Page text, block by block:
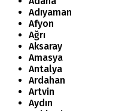
Adıyaman
Afyon
Ağrı
Aksaray
Amasya
Antalya
Ardahan
Artvin
Aydın